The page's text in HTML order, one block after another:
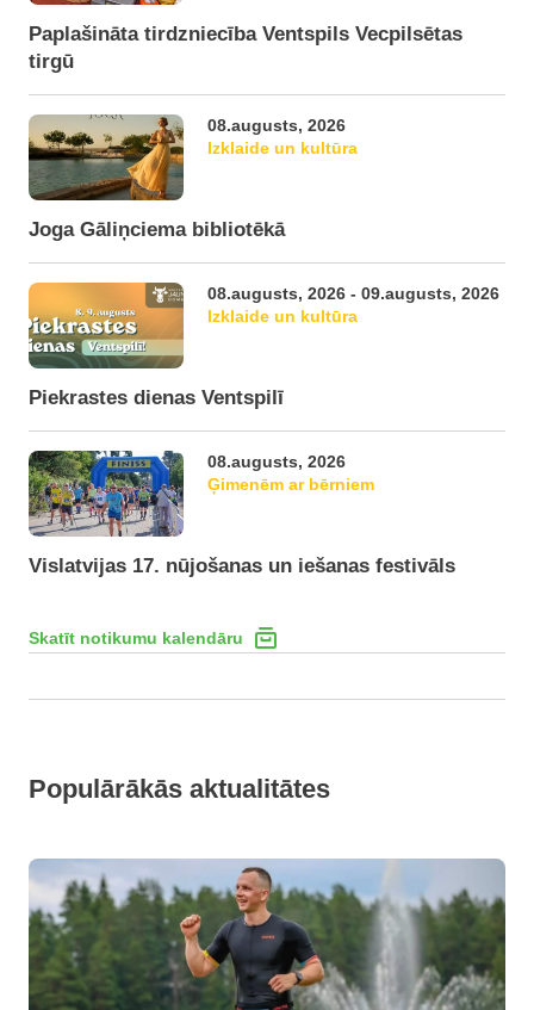
Paplašināta tirdzniecība Ventspils Vecpilsētas
tirgū
08.augusts, 2026
Izklaide un kultūra
Joga Gāliņciema bibliotēkā
08.augusts, 2026 - 09.augusts, 2026
Izklaide un kultūra
Piekrastes dienas Ventspilī
08.augusts, 2026
Ģimenēm ar bērniem
Vislatvijas 17. nūjošanas un iešanas festivāls
Skatīt notikumu kalendāru
Populārākās aktualitātes